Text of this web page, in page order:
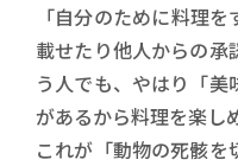
「自分のために料理
載せたり他人からの承
う人でも、やはり「
があるから料理を楽し
これが「動物の死骸